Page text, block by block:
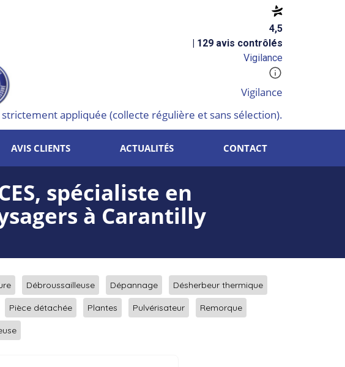
4,5
| 129 avis contrôlés
Vigilance
Vigilance
appliquée (collecte régulière et sans sélection).
AVIS CLIENTS ACTUALITÉS CONTACT
spécialiste en
à Carantilly
Débroussailleuse Dépannage Désherbeur thermique
Pièce détachée Plantes Pulvérisateur Remorque